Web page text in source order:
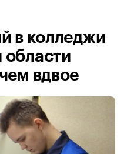
в колледжи
области
вдвое